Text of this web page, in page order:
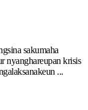
sakumaha
nyanghareupan krisis
...